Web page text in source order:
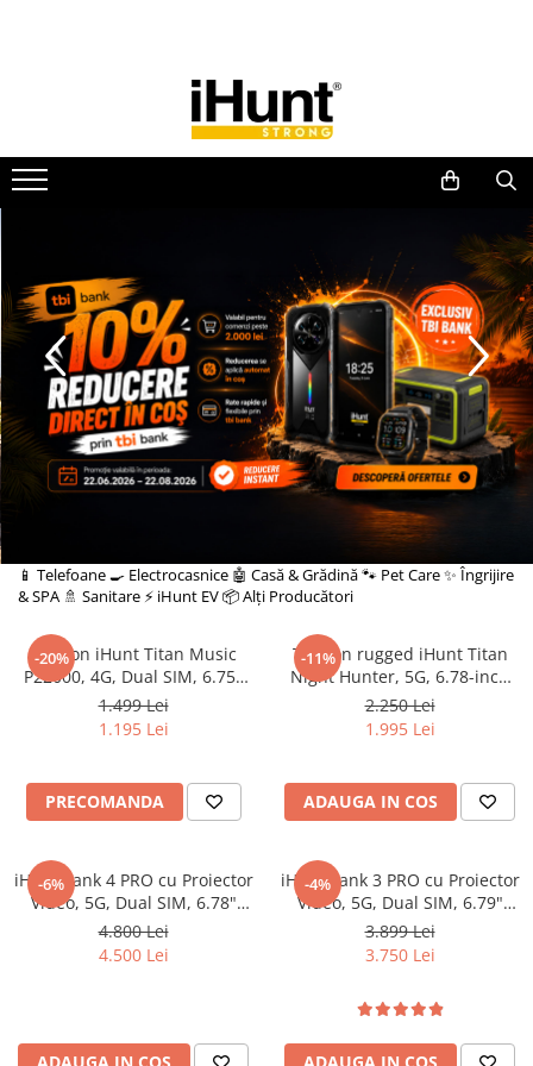
TELEFOANE & TABLETE IHUNT
Telefoane iHunt
Smartphone
Boxe Portabile
Casti Audio
Accesorii telefoane
Huse protectie
Smartwatch
Accesorii smartwatch
ELECTROCASNICE
Oală sub Presiune
Slow Cooker
Gătit cu Aburi
Storcător
Deshidratoare
Aparate de Cafea
Aspiratoare Verticale
Friteuze Aer Cald / Air Fryer
Mașini de Spălat
Mașini de Spălat Vase
Mașini de Spălat Rufe
Roboți Geamuri
📱 Telefoane🍳 Electrocasnice 🤖 Casă & Grădină🐾 Pet Care✨ Îngrijire
& SPA 🚿 Sanitare ⚡ iHunt EV📦 Alți Producători
-20%
Telefon iHunt Titan Music
P22000, 4G, Dual SIM, 6.75"
120Hz, Octa-Core, 6GB RAM,
128GB, NFC, Dual Speaker
1.499 Lei
1.195 Lei
PRECOMANDA
-11%
Telefon rugged iHunt Titan
Night Hunter, 5G, 6.78-inch
FHD+ 120Hz AMOLED,
20000mAh, 12GB RAM, 256GB,
2.250 Lei
1.995 Lei
ADAUGA IN COS
-6%
iHunt Tank 4 PRO cu Proiector
Video, 5G, Dual SIM, 6.78"
120Hz AMOLED, Dimensity
7300, 12GB RAM, 512GB, NFC,
4.800 Lei
4.500 Lei
ADAUGA IN COS
-4%
iHunt Tank 3 PRO cu Proiector
Video, 5G, Dual SIM, 6.79"
120Hz, Dimensity 8200, 16GB
RAM, 512GB, NFC, 23800mAh,
3.899 Lei
3.750 Lei
ADAUGA IN COS